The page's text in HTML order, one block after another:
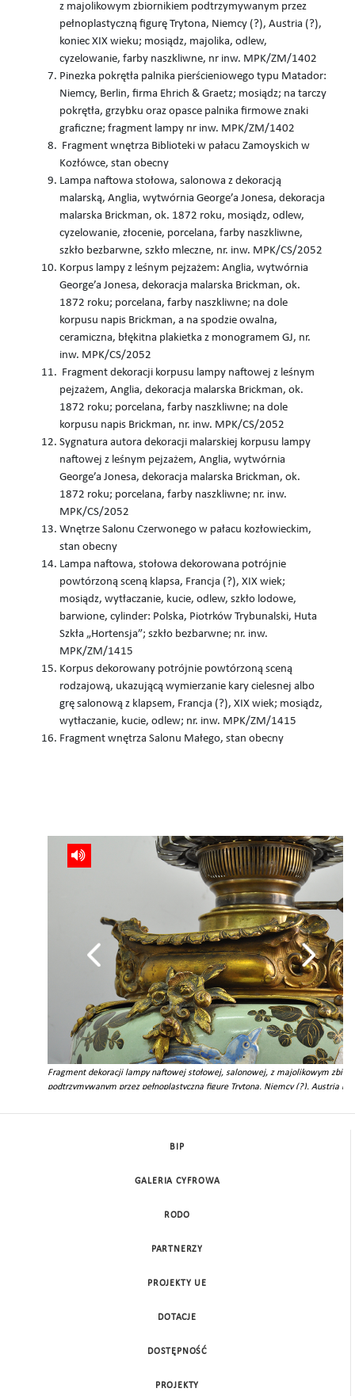
z majolikowym zbiornikiem podtrzymywanym przez
pełnoplastyczną figurę Trytona, Niemcy (?), Austria (?),
koniec XIX wieku; mosiądz, majolika, odlew,
cyzelowanie, farby naszkliwne, nr inw. MPK/ZM/1402
Pinezka pokrętła palnika pierścieniowego typu Matador:
Niemcy, Berlin, firma Ehrich & Graetz; mosiądz; na tarczy
pokrętła, grzybku oraz opasce palnika firmowe znaki
graficzne; fragment lampy nr inw. MPK/ZM/1402
Fragment wnętrza Biblioteki w pałacu Zamoyskich w
Kozłówce, stan obecny
Lampa naftowa stołowa, salonowa z dekoracją
malarską, Anglia, wytwórnia George’a Jonesa, dekoracja
malarska Brickman, ok. 1872 roku, mosiądz, odlew,
cyzelowanie, złocenie, porcelana, farby naszkliwne,
szkło bezbarwne, szkło mleczne, nr. inw. MPK/CS/2052
Korpus lampy z leśnym pejzażem: Anglia, wytwórnia
George’a Jonesa, dekoracja malarska Brickman, ok.
1872 roku; porcelana, farby naszkliwne; na dole
korpusu napis Brickman, a na spodzie owalna,
ceramiczna, błękitna plakietka z monogramem GJ, nr.
inw. MPK/CS/2052
Fragment dekoracji korpusu lampy naftowej z leśnym
pejzażem, Anglia, dekoracja malarska Brickman, ok.
1872 roku; porcelana, farby naszkliwne; na dole
korpusu napis Brickman, nr. inw. MPK/CS/2052
Sygnatura autora dekoracji malarskiej korpusu lampy
naftowej z leśnym pejzażem, Anglia, wytwórnia
George’a Jonesa, dekoracja malarska Brickman, ok.
1872 roku; porcelana, farby naszkliwne; nr. inw.
MPK/CS/2052
Wnętrze Salonu Czerwonego w pałacu kozłowieckim,
stan obecny
Lampa naftowa, stołowa dekorowana potrójnie
powtórzoną sceną klapsa, Francja (?), XIX wiek;
mosiądz, wytłaczanie, kucie, odlew, szkło lodowe,
barwione, cylinder: Polska, Piotrków Trybunalski, Huta
Szkła „Hortensja”; szkło bezbarwne; nr. inw.
MPK/ZM/1415
Korpus dekorowany potrójnie powtórzoną sceną
rodzajową, ukazującą wymierzanie kary cielesnej albo
grę salonową z klapsem, Francja (?), XIX wiek; mosiądz,
wytłaczanie, kucie, odlew; nr. inw. MPK/ZM/1415
Fragment wnętrza Salonu Małego, stan obecny
Fragment dekoracji lampy naftowej stołowej, salonowej, z majolikowym
podtrzymywanym przez pełnoplastyczną figurę Trytona, Niemcy (?), Austria
BIP
GALERIA CYFROWA
RODO
PARTNERZY
PROJEKTY UE
DOTACJE
DOSTĘPNOŚĆ
PROJEKTY